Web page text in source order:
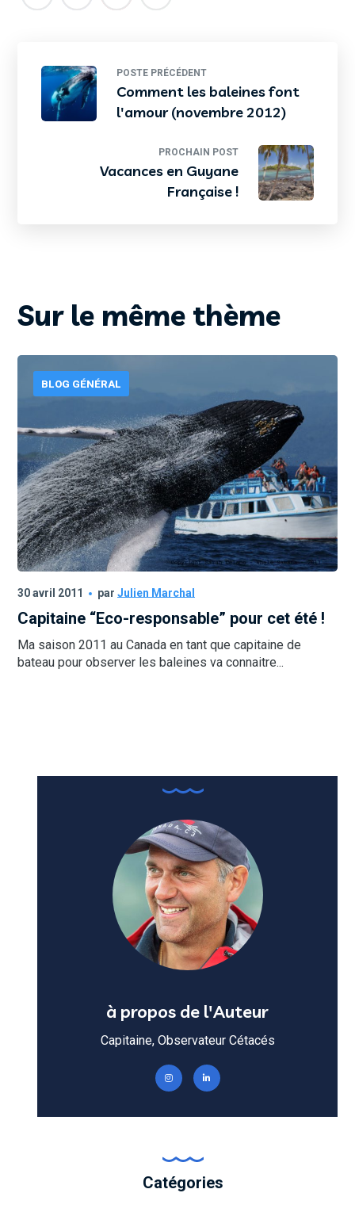
POSTE PRÉCÉDENT
Comment les baleines font
l'amour (novembre 2012)
PROCHAIN POST
Vacances en Guyane
Française !
Sur le même thème
BLOG GÉNÉRAL
30 avril 2011 parJulien Marchal
Capitaine “Eco-responsable” pour cet été !
Ma saison 2011 au Canada en tant que capitaine de
bateau pour observer les baleines va connaitre...
à propos de l'Auteur
Capitaine, Observateur Cétacés
Catégories